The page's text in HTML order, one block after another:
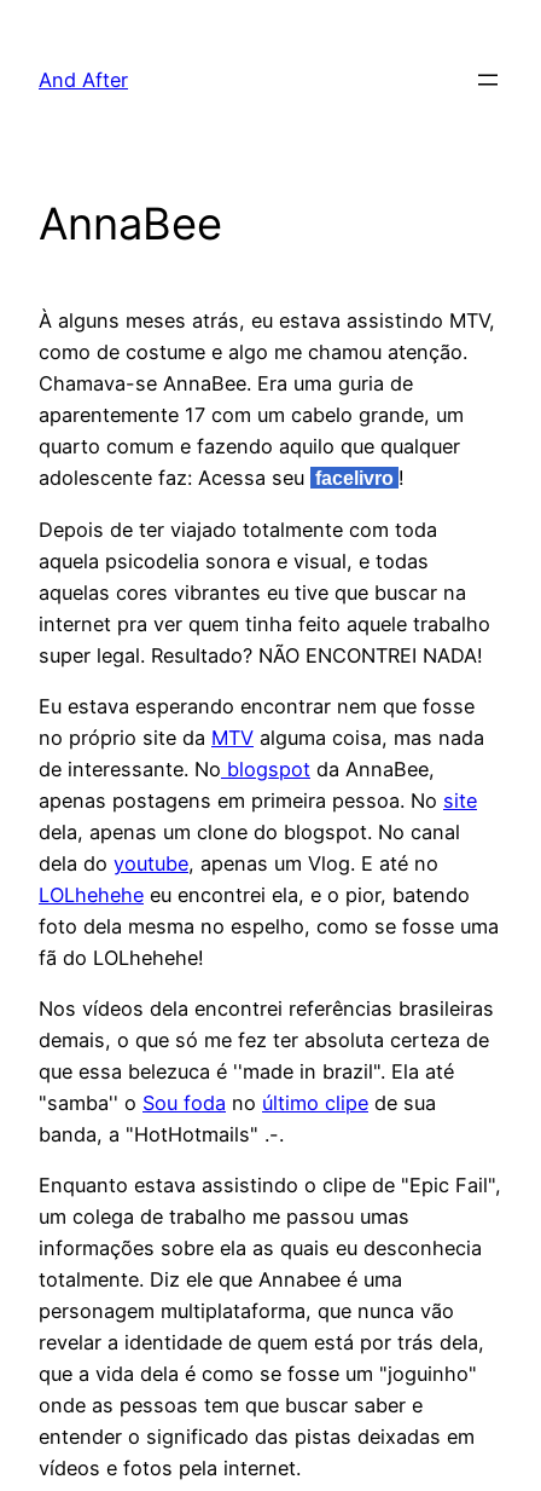
And After
AnnaBee
À alguns meses atrás, eu estava assistindo MTV,
como de costume e algo me chamou atenção.
Chamava-se AnnaBee. Era uma guria de
aparentemente 17 com um cabelo grande, um
quarto comum e fazendo aquilo que qualquer
adolescente faz: Acessa seu facelivro !
Depois de ter viajado totalmente com toda
aquela psicodelia sonora e visual, e todas
aquelas cores vibrantes eu tive que buscar na
internet pra ver quem tinha feito aquele trabalho
super legal. Resultado? NÃO ENCONTREI NADA!
Eu estava esperando encontrar nem que fosse
no próprio site da MTV alguma coisa, mas nada
de interessante. No blogspot da AnnaBee,
apenas postagens em primeira pessoa. No site
dela, apenas um clone do blogspot. No canal
dela do youtube, apenas um Vlog. E até no
LOLhehehe eu encontrei ela, e o pior, batendo
foto dela mesma no espelho, como se fosse uma
fã do LOLhehehe!
Nos vídeos dela encontrei referências brasileiras
demais, o que só me fez ter absoluta certeza de
que essa belezuca é ''made in brazil". Ela até
"samba'' o Sou foda no último clipe de sua
banda, a "HotHotmails" .-.
Enquanto estava assistindo o clipe de "Epic Fail",
um colega de trabalho me passou umas
informações sobre ela as quais eu desconhecia
totalmente. Diz ele que Annabee é uma
personagem multiplataforma, que nunca vão
revelar a identidade de quem está por trás dela,
que a vida dela é como se fosse um "joguinho"
onde as pessoas tem que buscar saber e
entender o significado das pistas deixadas em
vídeos e fotos pela internet.